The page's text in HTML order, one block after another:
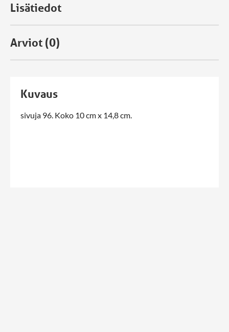
Lisätiedot
Arviot (0)
Kuvaus
sivuja 96. Koko 10 cm x 14,8 cm.